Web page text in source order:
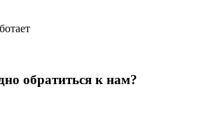
обратиться к нам?